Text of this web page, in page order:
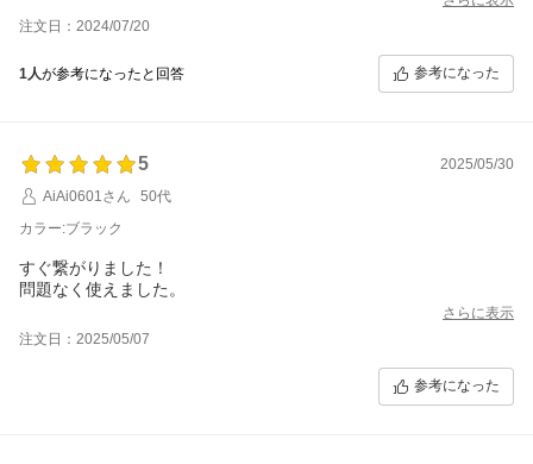
注文日：2024/07/20
1人が参考になったと回答 参考になった
5
2025/05/30
AiAi0601さん
50代
カラー:ブラック
すぐ繋がりました！
問題なく使えました。
さらに表示
注文日：2025/05/07
参考になった